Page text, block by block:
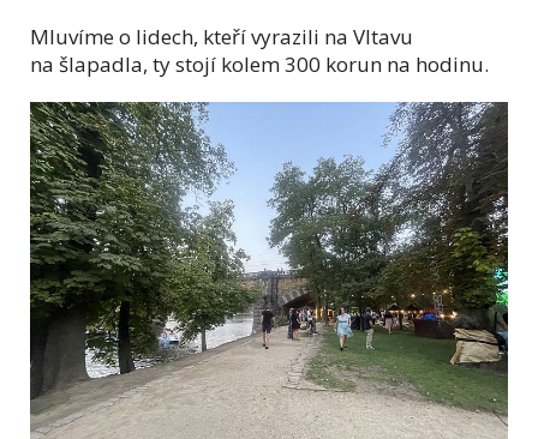
Mluvíme o lidech, kteří vyrazili na Vltavu
na šlapadla, ty stojí kolem 300 korun na hodinu.